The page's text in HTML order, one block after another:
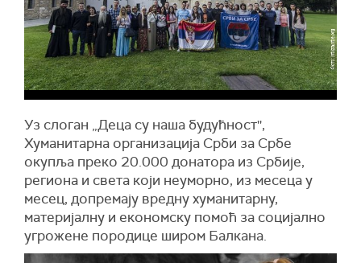
Уз слоган „Деца су наша будућност'',
Хуманитарна организација Срби за Србе
окупља преко 20.000 донатора из Србије,
региона и света који неуморно, из месеца у
месец, допремају вредну хуманитарну,
материјалну и економску помоћ за социјално
угрожене породице широм Балкана.